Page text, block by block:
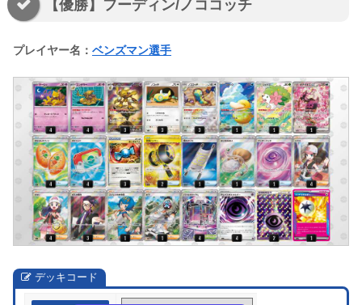
【優勝】フーディン/ノココッチ
プレイヤー名： ベンズマン選手
デッキコード